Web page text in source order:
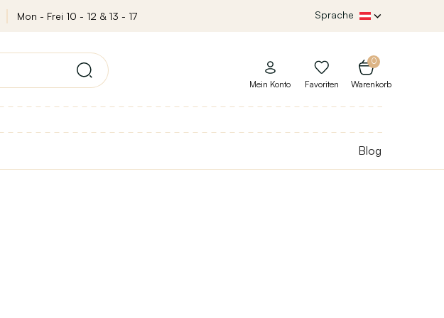
Mon - Frei 10 - 12 & 13 - 17 Sprache
0
Warenkorb
Mein Konto Favoriten
Blog